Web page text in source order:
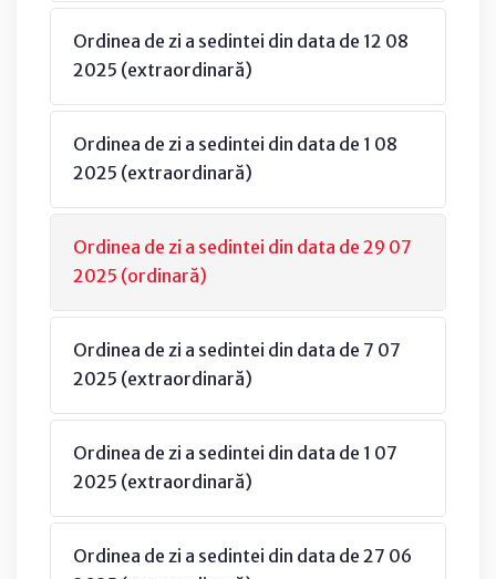
Ordinea de zi a sedintei din data de 12 08
2025 (extraordinară)
Ordinea de zi a sedintei din data de 1 08
2025 (extraordinară)
Ordinea de zi a sedintei din data de 29 07
2025 (ordinară)
Ordinea de zi a sedintei din data de 7 07
2025 (extraordinară)
Ordinea de zi a sedintei din data de 1 07
2025 (extraordinară)
Ordinea de zi a sedintei din data de 27 06